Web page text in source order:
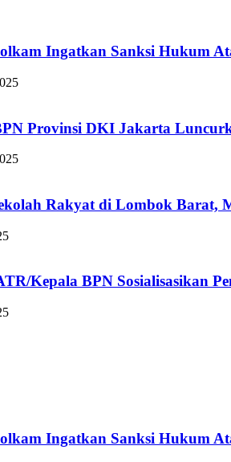
Ingatkan Sanksi Hukum
Provinsi DKI Jakarta
Rakyat di Lombok Barat,
Kepala BPN Sosialisasikan
Ingatkan Sanksi Hukum